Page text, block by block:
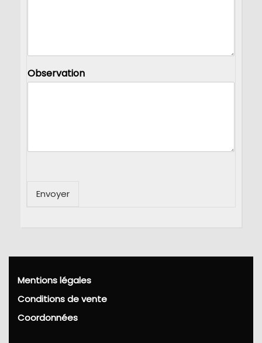
Observation
Envoyer
Mentions légales
Conditions de vente
Coordonnées